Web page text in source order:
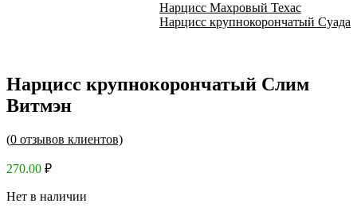
Нарцисс Махровый Техас
Нарцисс крупнокорончатый Суада
Нарцисс крупнокорончатый Слим
Витмэн
(0 отзывов клиентов)
270.00 ₽
Нет в наличии